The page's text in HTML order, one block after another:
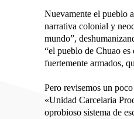
Nuevamente el pueblo
narrativa colonial y
mundo”,
“el pueblo de Chuao
fuertemente armados,
Pero revisemos un
«Unidad Carcelaria
oprobioso sistema de